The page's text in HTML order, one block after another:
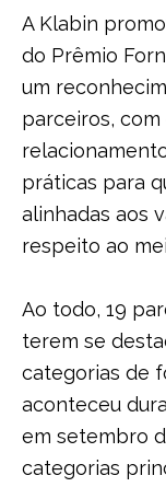
A Klabin
do Prêmio
um
parceiros,
práticas para
alinhadas aos
respeito ao
Ao todo, 19
terem se
categorias de
aconteceu
em setembro
categorias